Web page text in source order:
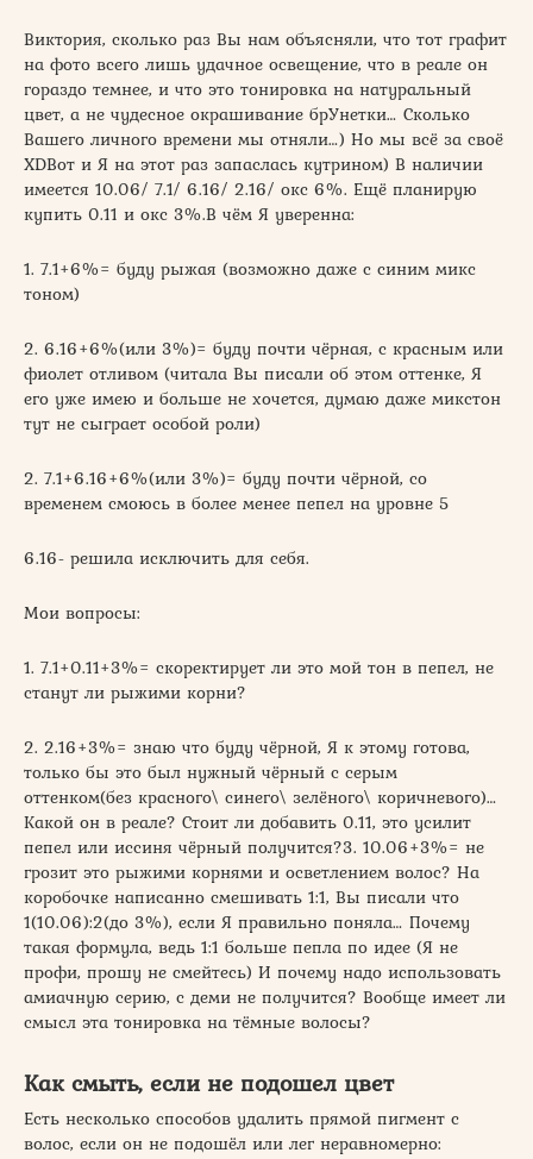
Виктория, сколько раз Вы нам объясняли, что тот графит
на фото всего лишь удачное освещение, что в реале он
гораздо темнее, и что это тонировка на натуральный
цвет, а не чудесное окрашивание брУнетки… Сколько
Вашего личного времени мы отняли…) Но мы всё за своё
XDВот и Я на этот раз запаслась кутрином) В наличии
имеется 10.06/ 7.1/ 6.16/ 2.16/ окс 6%. Ещё планирую
купить 0.11 и окс 3%.В чём Я уверенна:
1. 7.1+6%= буду рыжая (возможно даже с синим микс
тоном)
2. 6.16+6%(или 3%)= буду почти чёрная, с красным или
фиолет отливом (читала Вы писали об этом оттенке, Я
его уже имею и больше не хочется, думаю даже микстон
тут не сыграет особой роли)
2. 7.1+6.16+6%(или 3%)= буду почти чёрной, со
временем смоюсь в более менее пепел на уровне 5
6.16- решила исключить для себя.
Мои вопросы:
1. 7.1+0.11+3%= скоректирует ли это мой тон в пепел, не
станут ли рыжими корни?
2. 2.16+3%= знаю что буду чёрной, Я к этому готова,
только бы это был нужный чёрный с серым
оттенком(без красного\ синего\ зелёного\ коричневого)…
Какой он в реале? Стоит ли добавить 0.11, это усилит
пепел или иссиня чёрный получится?3. 10.06+3%= не
грозит это рыжими корнями и осветлением волос? На
коробочке написанно смешивать 1:1, Вы писали что
1(10.06):2(до 3%), если Я правильно поняла… Почему
такая формула, ведь 1:1 больше пепла по идее (Я не
профи, прошу не смейтесь) И почему надо использовать
амиачную серию, с деми не получится? Вообще имеет ли
смысл эта тонировка на тёмные волосы?
Как смыть, если не подошел цвет
Есть несколько способов удалить прямой пигмент с
волос, если он не подошёл или лег неравномерно: